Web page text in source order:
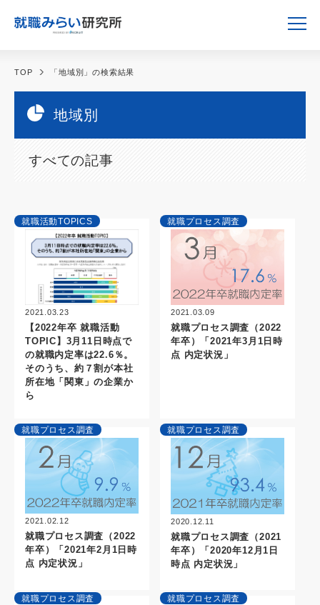
TOP 「地域別」の検索結果
地域別
すべての記事
就職活動TOPICS
2021.03.23
【2022年卒 就職活動
TOPIC】3月11日時点で
の就職内定率は22.6％。
そのうち、約７割が本社
所在地「関東」の企業か
ら
就職プロセス調査
2021.03.09
就職プロセス調査（2022
年卒）「2021年3月1日時
点 内定状況」
就職プロセス調査
2021.02.12
就職プロセス調査（2022
年卒）「2021年2月1日時
点 内定状況」
就職プロセス調査
2020.12.11
就職プロセス調査（2021
年卒）「2020年12月1日
時点 内定状況」
就職プロセス調査 就職プロセス調査